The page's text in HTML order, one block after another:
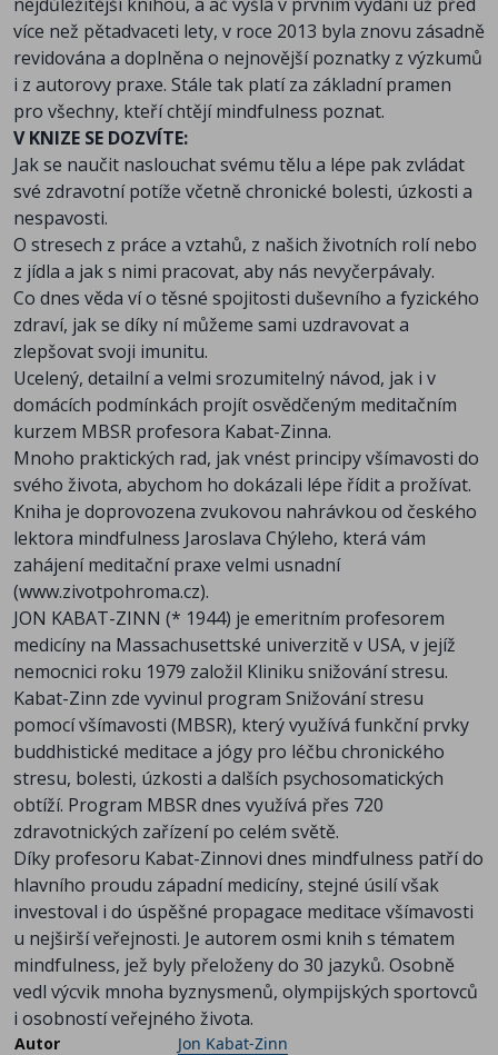
více než pětadvaceti lety, v roce 2013 byla znovu zásadně
revidována a doplněna o nejnovější poznatky z výzkumů
i z autorovy praxe. Stále tak platí za základní pramen
pro všechny, kteří chtějí mindfulness poznat.
V KNIZE SE DOZVÍTE:
Jak se naučit naslouchat svému tělu a lépe pak zvládat
své zdravotní potíže včetně chronické bolesti, úzkosti a
nespavosti.
O stresech z práce a vztahů, z našich životních rolí nebo
z jídla a jak s nimi pracovat, aby nás nevyčerpávaly.
Co dnes věda ví o těsné spojitosti duševního a fyzického
zdraví, jak se díky ní můžeme sami uzdravovat a
zlepšovat svoji imunitu.
Ucelený, detailní a velmi srozumitelný návod, jak i v
domácích podmínkách projít osvědčeným meditačním
kurzem MBSR profesora Kabat-Zinna.
Mnoho praktických rad, jak vnést principy všímavosti do
svého života, abychom ho dokázali lépe řídit a prožívat.
Kniha je doprovozena zvukovou nahrávkou od českého
lektora mindfulness Jaroslava Chýleho, která vám
zahájení meditační praxe velmi usnadní
(www.zivotpohroma.cz).
JON KABAT-ZINN (* 1944) je emeritním profesorem
medicíny na Massachusettské univerzitě v USA, v jejíž
nemocnici roku 1979 založil Kliniku snižování stresu.
Kabat-Zinn zde vyvinul program Snižování stresu
pomocí všímavosti (MBSR), který využívá funkční prvky
buddhistické meditace a jógy pro léčbu chronického
stresu, bolesti, úzkosti a dalších psychosomatických
obtíží. Program MBSR dnes využívá přes 720
zdravotnických zařízení po celém světě.
Díky profesoru Kabat-Zinnovi dnes mindfulness patří do
hlavního proudu západní medicíny, stejné úsilí však
investoval i do úspěšné propagace meditace všímavosti
u nejširší veřejnosti. Je autorem osmi knih s tématem
mindfulness, jež byly přeloženy do 30 jazyků. Osobně
vedl výcvik mnoha byznysmenů, olympijských sportovců
i osobností veřejného života.
Autor
Jon Kabat-Zinn